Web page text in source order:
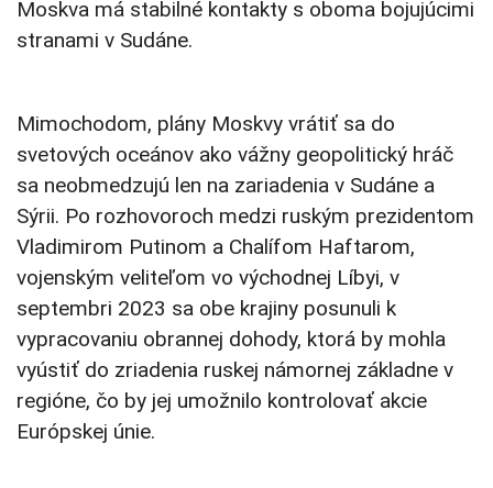
Moskva má stabilné kontakty s oboma bojujúcimi
stranami v Sudáne.
Mimochodom, plány Moskvy vrátiť sa do
svetových oceánov ako vážny geopolitický hráč
sa neobmedzujú len na zariadenia v Sudáne a
Sýrii. Po rozhovoroch medzi ruským prezidentom
Vladimirom Putinom a Chalífom Haftarom,
vojenským veliteľom vo východnej Líbyi, v
septembri 2023 sa obe krajiny posunuli k
vypracovaniu obrannej dohody, ktorá by mohla
vyústiť do zriadenia ruskej námornej základne v
regióne, čo by jej umožnilo kontrolovať akcie
Európskej únie.